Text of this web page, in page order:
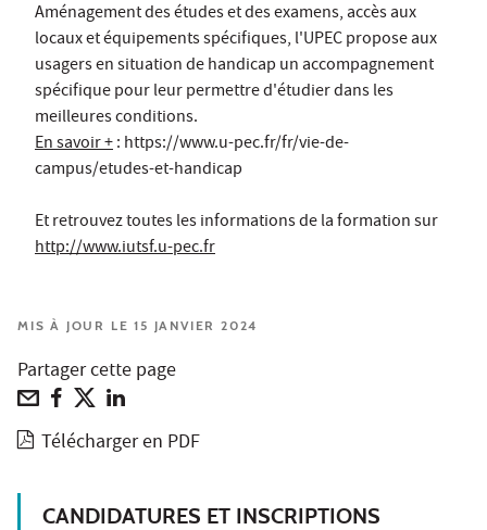
Aménagement des études et des examens, accès aux
locaux et équipements spécifiques, l'UPEC propose aux
usagers en situation de handicap un accompagnement
spécifique pour leur permettre d'étudier dans les
meilleures conditions.
En savoir +: https://www.u-pec.fr/fr/vie-de-
campus/etudes-et-handicap
Et retrouvez toutes les informations de la formation sur
http://www.iutsf.u-pec.fr
MIS À JOUR LE 15 JANVIER 2024
Partager cette page
Télécharger en PDF
CANDIDATURES ET INSCRIPTIONS